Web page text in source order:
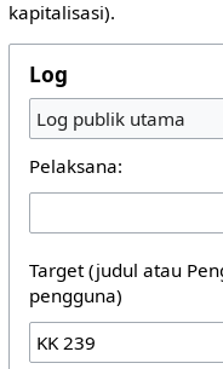
kapitalisasi).
Log
Log publik utama
Pelaksana:
Target (judul atau
pengguna)